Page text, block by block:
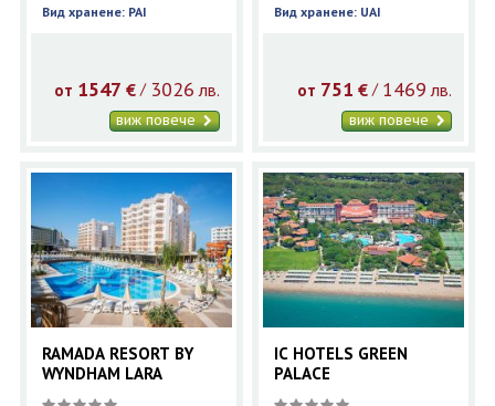
Вид хранене: PAI
от 1547 €/ 3026 лв.
виж повече
Вид хранене: UAI
от 751 € / 1469 лв.
виж повече
RAMADA RESORT BY
WYNDHAM LARA
IC HOTELS GREEN
PALACE